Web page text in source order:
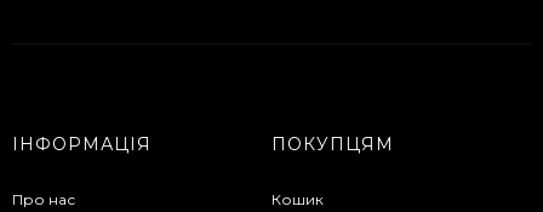
ІНФОРМАЦІЯ
Про нас
ПОКУПЦЯМ
Кошик